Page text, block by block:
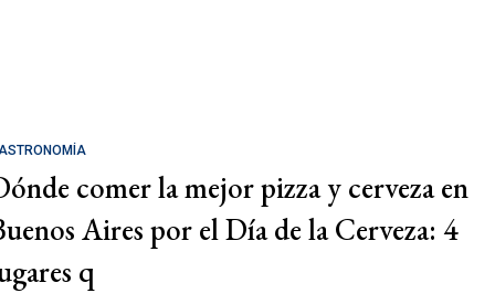
comer la mejor pizza y cerveza en
Aires por el Día de la Cerveza: 4
q